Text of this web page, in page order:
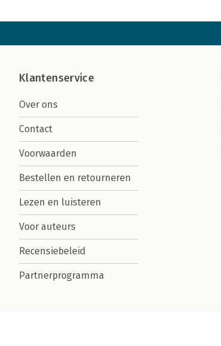
Klantenservice
Over ons
Contact
Voorwaarden
Bestellen en retourneren
Lezen en luisteren
Voor auteurs
Recensiebeleid
Partnerprogramma